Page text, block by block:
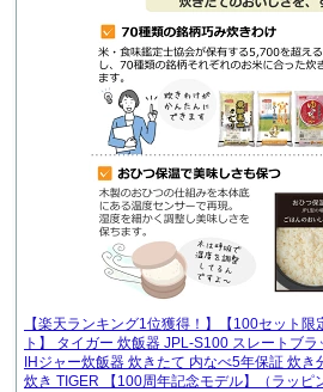
【楽天ランキング1位獲得！】【100セット
ト】 タイガー 炊飯器 JPL-S100 スレートブ
IHジャー炊飯器 炊きたて 内なべ5年保証 炊
炊き TIGER 【100周年記念モデル】（ラッピ